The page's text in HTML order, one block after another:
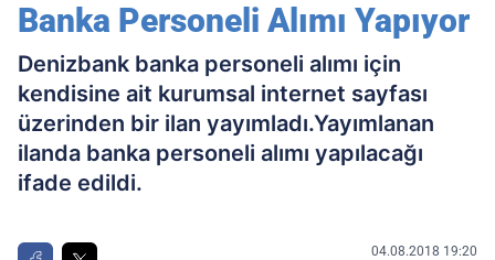
Banka Personeli Alımı Yapıyor
Denizbank banka personeli alımı için
kendisine ait kurumsal internet sayfası
üzerinden bir ilan yayımladı.Yayımlanan
ilanda banka personeli alımı yapılacağı
ifade edildi.
04.08.2018 19:20